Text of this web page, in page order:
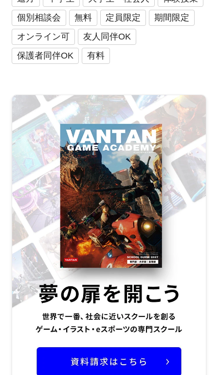
個別相談会
無料 定員限定
期間限定
オンライン可
友人同伴OK
保護者同伴OK
有料